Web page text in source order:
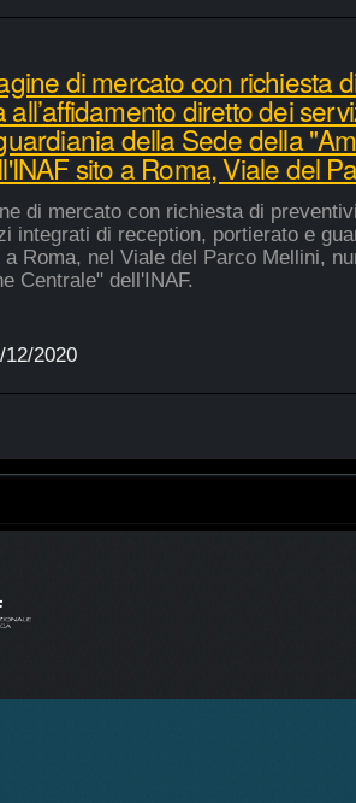
di mercato con richiesta
diretto dei
della Sede della
sito a Roma, Viale del
di mercato con richiesta di
integrati di reception, portierato e
Roma, nel Viale del Parco Mellini,
Centrale" dell'INAF.
12/2020